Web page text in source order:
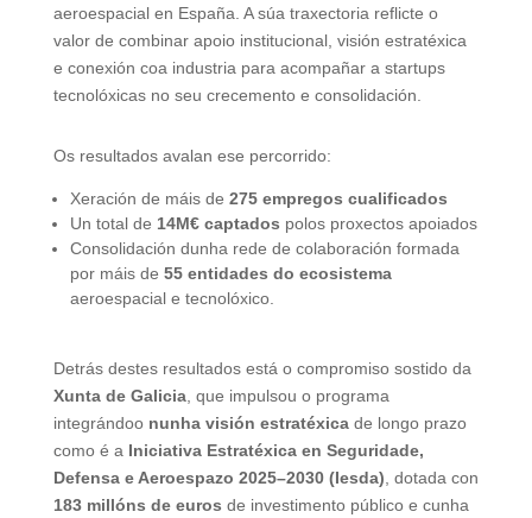
aeroespacial en España. A súa traxectoria reflicte o
valor de combinar apoio institucional, visión estratéxica
e conexión coa industria para acompañar a startups
tecnolóxicas no seu crecemento e consolidación.
Os resultados avalan ese percorrido:
Xeración de máis de 275 empregos cualificados
Un total de 14M€ captados polos proxectos apoiados
Consolidación dunha rede de colaboración formada
por máis de 55 entidades do ecosistema
aeroespacial e tecnolóxico.
Detrás destes resultados está o compromiso sostido da
Xunta de Galicia, que impulsou o programa
integrándoo nunha visión estratéxicade longo prazo
como é a Iniciativa Estratéxica en Seguridade,
Defensa e Aeroespazo 2025–2030 (Iesda), dotada con
183 millóns de euros de investimento público e cunha